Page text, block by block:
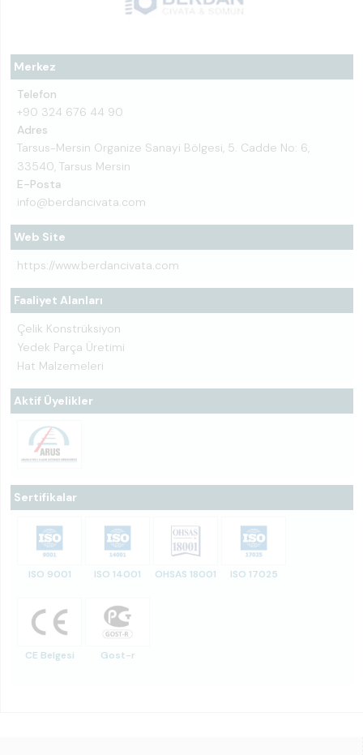
Merkez
Telefon
+90 324 676 44 90
Adres
Tarsus-Mersin Organize Sanayi Bölgesi, 5. Cadde No: 6,
33540, Tarsus Mersin
E-Posta
info@berdancivata.com
Web Site
https://www.berdancivata.com
Faaliyet Alanları
Çelik Konstrüksiyon
Yedek Parça Üretimi
Hat Malzemeleri
Aktif Üyelikler
Sertifikalar
ISO 9001 ISO 14001 OHSAS 18001 ISO 17025
CE Belgesi Gost-r